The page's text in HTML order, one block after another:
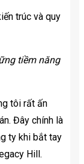
trúc và quy
tiềm năng
tôi rất ấn
Đây chính là
ty khi bắt tay
Hill.